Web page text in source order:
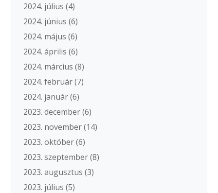
2024. július (4)
2024. június (6)
2024. május (6)
2024. április (6)
2024. március (8)
2024. február(7)
2024. január(6)
2023. december(6)
2023. november(14)
2023. október(6)
2023. szeptember(8)
2023. augusztus (3)
2023. július (5)